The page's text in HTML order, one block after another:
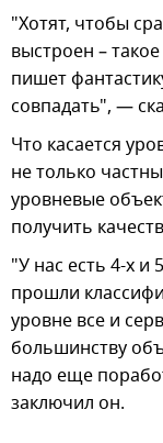
"Хотят, чтобы
выстроен –
пишет
совпадать", —
Что касается
не только
уровневые
получить
"У нас есть 4-х и
прошли
уровне все и
большинству
надо еще
заключил он.